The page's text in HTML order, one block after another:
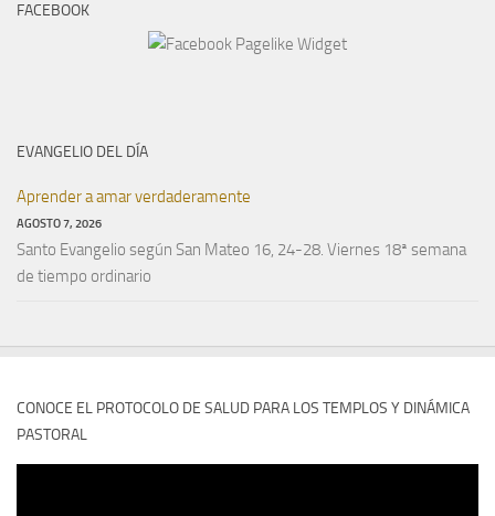
FACEBOOK
EVANGELIO DEL DÍA
Aprender a amar verdaderamente
AGOSTO 7, 2026
Santo Evangelio según San Mateo 16, 24-28. Viernes 18ª semana
de tiempo ordinario
CONOCE EL PROTOCOLO DE SALUD PARA LOS TEMPLOS Y DINÁMICA
PASTORAL